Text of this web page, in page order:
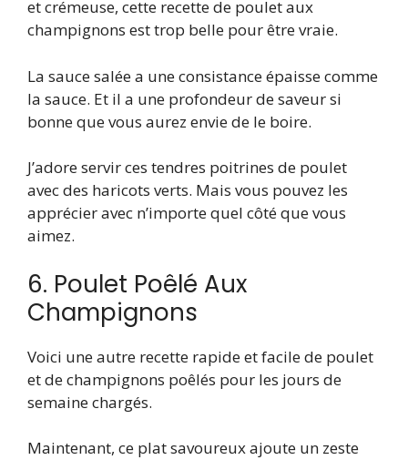
et crémeuse, cette recette de poulet aux
champignons est trop belle pour être vraie.
La sauce salée a une consistance épaisse comme
la sauce. Et il a une profondeur de saveur si
bonne que vous aurez envie de le boire.
J’adore servir ces tendres poitrines de poulet
avec des haricots verts. Mais vous pouvez les
apprécier avec n’importe quel côté que vous
aimez.
6. Poulet Poêlé Aux
Champignons
Voici une autre recette rapide et facile de poulet
et de champignons poêlés pour les jours de
semaine chargés.
Maintenant, ce plat savoureux ajoute un zeste